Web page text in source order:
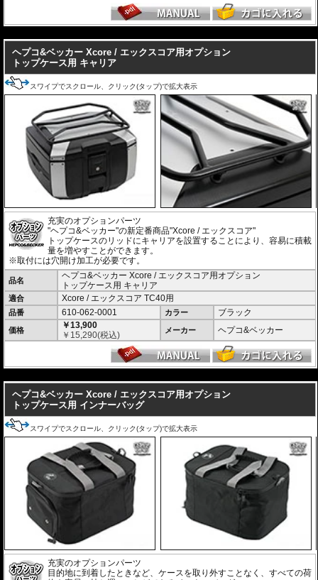
豊富なオプションでより使いやすく機能的に
インナップ。
ツーリングスタイルや使用シーンに応じて、さらに快適で機能的な仕様へア
ップグレードできます。
ヘプコ&ベッカー Xcore / エックスコア用オプション
トップケース用 キャリア
スワイプでスクロール、クリック(タップ)で拡大表示
充実のオプションパーツ
"ヘプコ&ベッカー"の新定番商品"Xcore / エックスコア"
トップケースのリッドにキャリアを設置することにより、容易に積載
量を増やすことができます。
※取付には穴開け加工が必要です。
品名
ヘプコ&ベッカー Xcore / エックスコア用オプション
トップケース用 キャリア
適合 Xcore / エックスコア TC40用
品番 610-062-0001 カラー ブラック
価格
￥13,900
￥ 15,290(税込) メーカー ヘプコ&ベッカー
ヘプコ&ベッカー Xcore / エックスコア用オプション
トップケース用 インナーバッグ
スワイプでスクロール、クリック(タップ)で拡大表示
充実のオプションパーツ
目的地に到着したときなど、ケースを取り外すことなく、すべての荷